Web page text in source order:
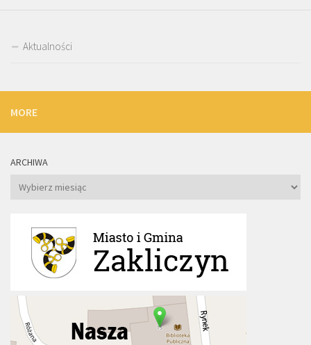
Aktualności
MORE
ARCHIWA
Archiwa